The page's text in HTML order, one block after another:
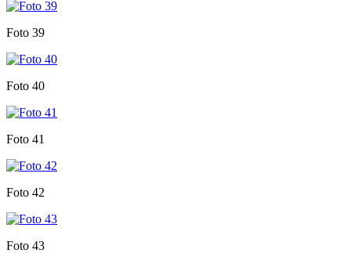
Foto 39
Foto 40
Foto 41
Foto 42
Foto 43